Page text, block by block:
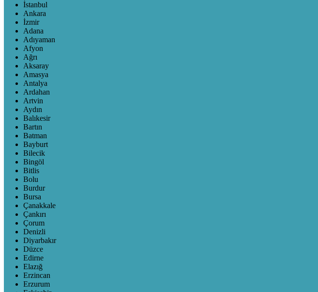
İstanbul
Ankara
İzmir
Adana
Adıyaman
Afyon
Ağrı
Aksaray
Amasya
Antalya
Ardahan
Artvin
Aydın
Balıkesir
Bartın
Batman
Bayburt
Bilecik
Bingöl
Bitlis
Bolu
Burdur
Bursa
Çanakkale
Çankırı
Çorum
Denizli
Diyarbakır
Düzce
Edirne
Elazığ
Erzincan
Erzurum